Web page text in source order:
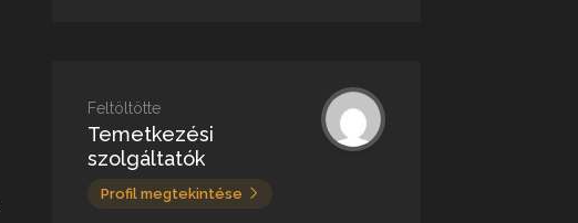
Feltöltötte
Temetkezési
szolgáltatók
Profil megtekintése